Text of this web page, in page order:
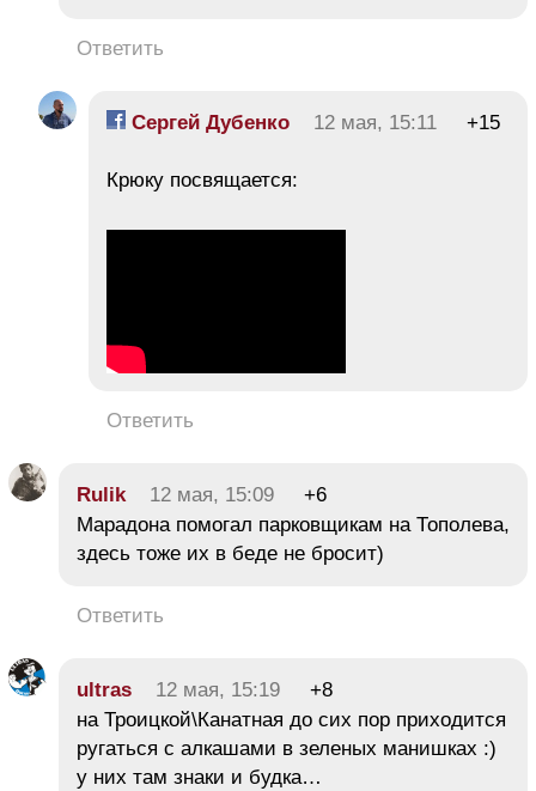
Ответить
Сергей Дубенко 12 мая, 15:11 +15
Крюку посвящается:
Ответить
Rulik 12 мая, 15:09
+6
Марадона помогал парковщикам на Тополева,
здесь тоже их в беде не бросит)
Ответить
ultras 12 мая, 15:19
+8
на Троицкой\Канатная до сих пор приходится
ругаться с алкашами в зеленых манишках :)
у них там знаки и будка…